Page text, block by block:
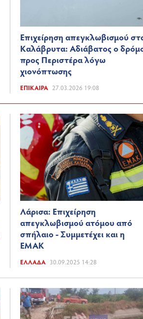
Επιχείρηση απεγκλωβισμού
Καλάβρυτα: Αδιάβατος ο
προς Περιστέρα λόγω
χιονόπτωσης
ΕΠΊΚΑΙΡΑ 27.03.2026 19:08
Λάρισα: Επιχείρηση
απεγκλωβισμού ατόμου από
σπήλαιο - Συμμετέχει και η
ΕΜΑΚ
ΕΛΛΆΔΑ 30.09.2025 14:28